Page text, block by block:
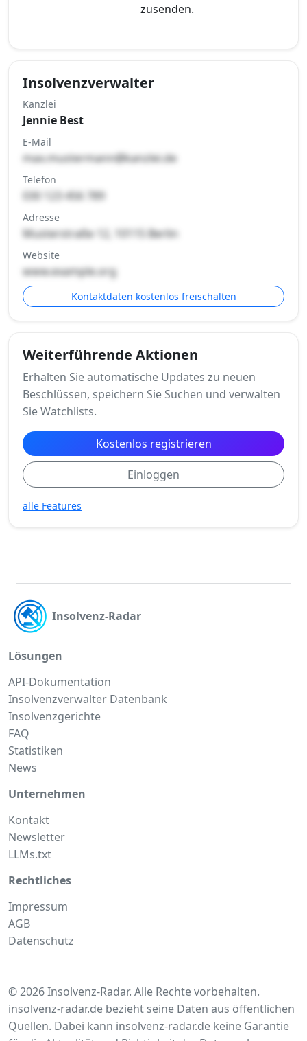
zusenden.
Insolvenzverwalter
Kanzlei
Jennie Best
E-Mail
max.mustermann@kanzlei.de
Telefon
030 123 456 789
Adresse
Musterstraße 12, 10115 Berlin
Website
www.example.org
Kontaktdaten kostenlos freischalten
Weiterführende Aktionen
Erhalten Sie automatische Updates zu neuen
Beschlüssen, speichern Sie Suchen und verwalten
Sie Watchlists.
Kostenlos registrieren
Einloggen
alle Features
Insolvenz-Radar
Lösungen
API-Dokumentation
Insolvenzverwalter Datenbank
Insolvenzgerichte
FAQ
Statistiken
News
Unternehmen
Kontakt
Newsletter
LLMs.txt
Rechtliches
Impressum
AGB
Datenschutz
© 2026 Insolvenz-Radar. Alle Rechte vorbehalten.
insolvenz-radar.de bezieht seine Daten aus öffentlichen
Quellen. Dabei kann insolvenz-radar.de keine Garantie